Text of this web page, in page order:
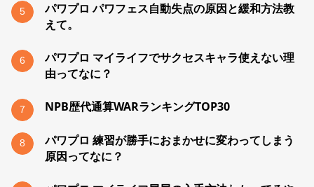
5
パワプロ パワフェス自動失点の原因と緩和方法教
えて。
6
パワプロ マイライフでサクセスキャラ使えない理
由ってなに？
7 NPB歴代通算WARランキングTOP30
8
パワプロ 練習が勝手におまかせに変わってしまう
原因ってなに？